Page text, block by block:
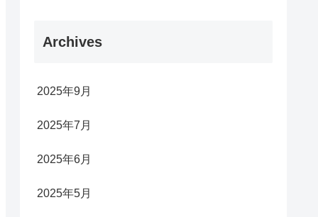
Archives
2025年9月
2025年7月
2025年6月
2025年5月